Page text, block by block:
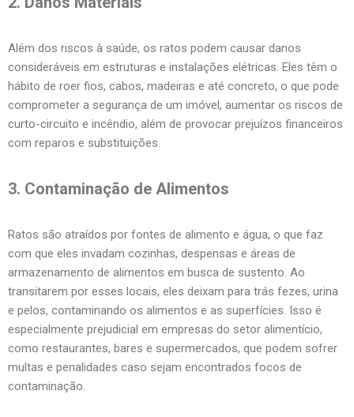
Além dos riscos à saúde, os ratos podem causar danos
consideráveis em estruturas e instalações elétricas. Eles têm o
hábito de roer fios, cabos, madeiras e até concreto, o que pode
comprometer a segurança de um imóvel, aumentar os riscos de
curto-circuito e incêndio, além de provocar prejuízos financeiros
com reparos e substituições.
3. Contaminação de Alimentos
Ratos são atraídos por fontes de alimento e água, o que faz
com que eles invadam cozinhas, despensas e áreas de
armazenamento de alimentos em busca de sustento. Ao
transitarem por esses locais, eles deixam para trás fezes, urina
e pelos, contaminando os alimentos e as superfícies. Isso é
especialmente prejudicial em empresas do setor alimentício,
como restaurantes, bares e supermercados, que podem sofrer
multas e penalidades caso sejam encontrados focos de
contaminação.